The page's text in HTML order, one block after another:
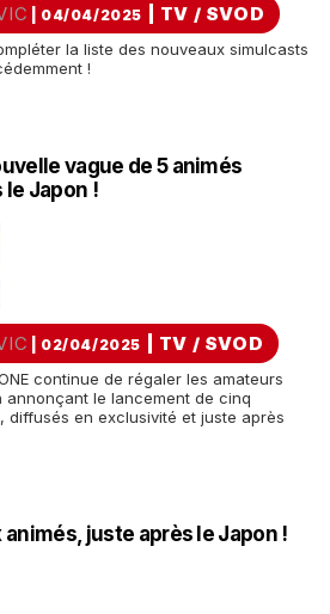
| 04/04/2025 TV / SVOD
la liste des nouveaux simulcasts
!
vague de 5 animés
Japon !
| 02/04/2025 TV / SVOD
continue de régaler les amateurs
annonçant le lancement de cinq
diffusés en exclusivité et juste après
animés, juste après le Japon !